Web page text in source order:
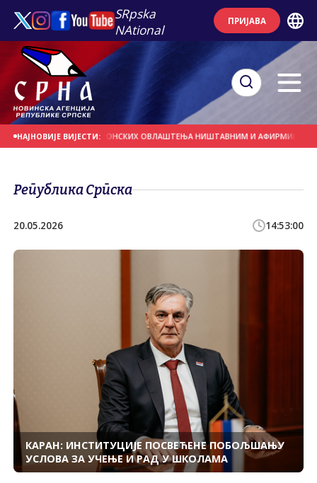
SRpska
NAtional
ПРИЈАВА
НАЈНОВИЈЕ ВИЈЕСТИ:
ПРОГЛАШЕЊЕ БОНСКИХ ОВЛАШТЕЊА НИШТАВНИМ И АФИРМИШУ ПРАВО
Република Српска
20.05.2026 14:53:00
КАРАН: ИНСТИТУЦИЈЕ ПОСВЕЋЕНЕ ПОБОЉШАЊУ
УСЛОВА ЗА УЧЕЊЕ И РАД У ШКОЛАМА